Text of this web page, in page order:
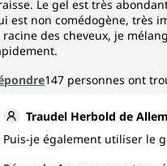
Le gel est très
est non comédogène, très
racine des cheveux, je
147 personnes ont
Traudel Herbold de
Puis-je également utiliser le